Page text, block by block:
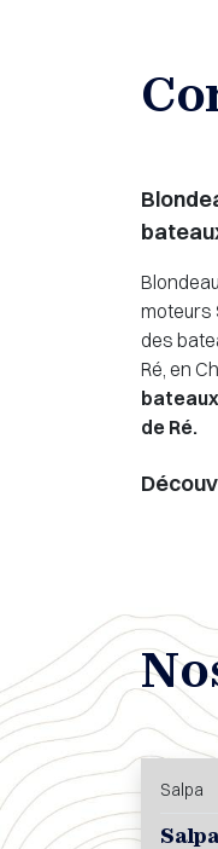
moteurs
des
Ré, en
de Ré.
Salpa